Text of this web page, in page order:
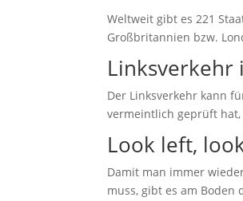
Weltweit gibt es 221
Großbritannien bzw.
Linksverkehr
Der Linksverkehr kann
vermeintlich geprüft
Look left,
Damit man immer
muss, gibt es am